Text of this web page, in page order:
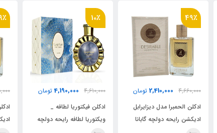
10٪
4,610,000
4,190,000 تومان
ادکلن فیکتوریا لطافه _
ویکتوریا لطافه رایحه دولچه
49٪
4,660,000
2,410,000 تومان
ادکلن الحمبرا مدل دیزایرابل
ادیکشن رایحه دولچه گابانا